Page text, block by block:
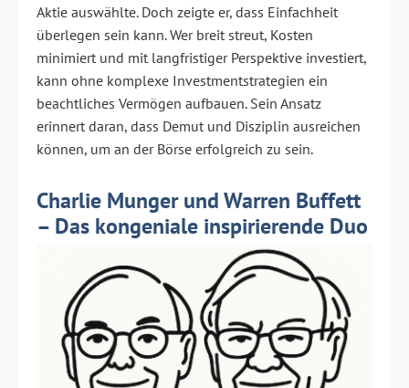
Aktie auswählte. Doch zeigte er, dass Einfachheit
überlegen sein kann. Wer breit streut, Kosten
minimiert und mit langfristiger Perspektive investiert,
kann ohne komplexe Investmentstrategien ein
beachtliches Vermögen aufbauen. Sein Ansatz
erinnert daran, dass Demut und Disziplin ausreichen
können, um an der Börse erfolgreich zu sein.
Charlie Munger und Warren Buffett
– Das kongeniale inspirierende Duo